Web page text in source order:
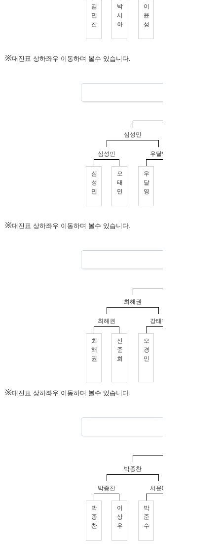
※대진표 상하좌우 이동하며 볼수 있습니다.
※대진표 상하좌우 이동하며 볼수 있습니다.
※대진표 상하좌우 이동하며 볼수 있습니다.